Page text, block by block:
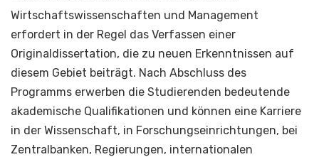
Wirtschaftswissenschaften und Management
erfordert in der Regel das Verfassen einer
Originaldissertation, die zu neuen Erkenntnissen auf
diesem Gebiet beiträgt. Nach Abschluss des
Programms erwerben die Studierenden bedeutende
akademische Qualifikationen und können eine Karriere
in der Wissenschaft, in Forschungseinrichtungen, bei
Zentralbanken, Regierungen, internationalen